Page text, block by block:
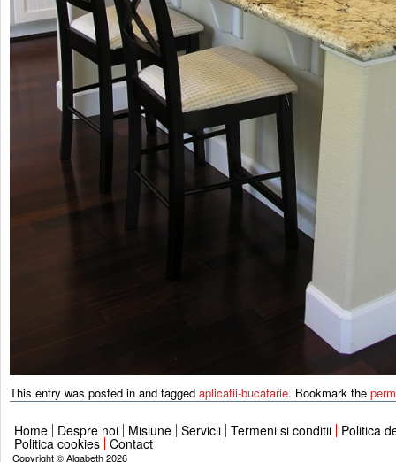
This entry was posted in and tagged aplicatii-bucatarie. Bookmark the
Home Despre noi Misiune Servicii Termeni si conditii Politica
Politica cookies Contact
Copyright © Algabeth 2026